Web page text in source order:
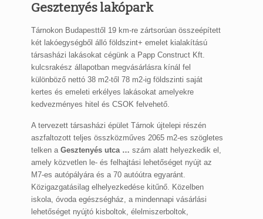
Gesztenyés lakópark
Tárnokon Budapesttől 19 km-re zártsorúan összeépített
két lakóegységből álló földszint+ emelet kialakítású
társasházi lakásokat cégünk a Papp Construct Kft.
kulcsrakész állapotban megvásárlásra kínál fel
különböző nettó 38 m2-től 78 m2-ig földszinti saját
kertes és emeleti erkélyes lakásokat amelyekre
kedvezményes hitel és CSOK felvehető.
A tervezett társasházi épület Tárnok újtelepi részén
aszfaltozott teljes összközműves 2065 m2-es szögletes
telken a Gesztenyés utca … szám alatt helyezkedik el,
amely közvetlen le- és felhajtási lehetőséget nyújt az
M7-es autópályára és a 70 autóútra egyaránt.
Közigazgatásilag elhelyezkedése kitűnő. Közelben
iskola, óvoda egészségház, a mindennapi vásárlási
lehetőséget nyújtó kisboltok, élelmiszerboltok,